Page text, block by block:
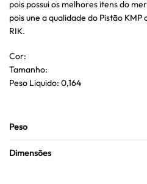
pois possui os melhores itens do
pois une a qualidade do Pistão
RIK.
Cor:
Tamanho:
Peso Liquido: 0,164
Peso
Dimensões